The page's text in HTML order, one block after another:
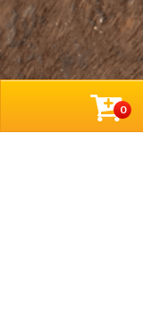
0